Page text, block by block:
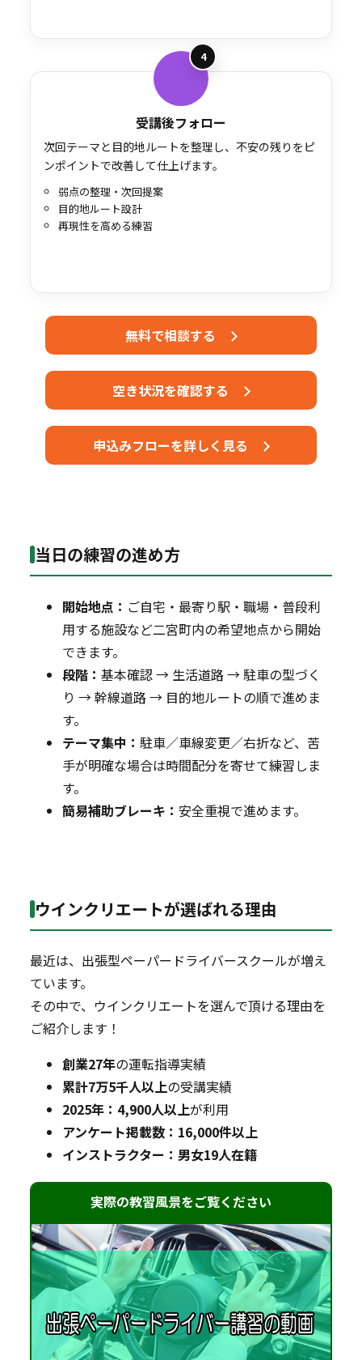
4
受講後フォロー
次回テーマと目的地ルートを整理し、不安の残りをピ
ンポイントで改善して仕上げます。
弱点の整理・次回提案
目的地ルート設計
再現性を高める練習
無料で相談する
空き状況を確認する
申込みフローを詳しく見る
当日の練習の進め方
開始地点： ご自宅・最寄り駅・職場・普段利
用する施設など二宮町内の希望地点から開始
できます。
段階：基本確認 → 生活道路 → 駐車の型づく
り → 幹線道路 → 目的地ルートの順で進めま
す。
テーマ集中：駐車／車線変更／右折など、苦
手が明確な場合は時間配分を寄せて練習しま
す。
簡易補助ブレーキ： 安全重視で進めます。
ウインクリエートが選ばれる理由
最近は、出張型ペーパードライバースクールが増え
ています。
その中で、ウインクリエートを選んで頂ける理由を
ご紹介します！
創業27年の運転指導実績
累計7万5千人以上の受講実績
2025年：4,900人以上が利用
アンケート掲載数：16,000件以上
インストラクター：男女19人在籍
実際の教習風景をご覧ください